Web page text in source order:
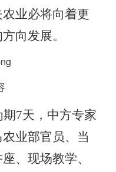
业必将向着更
向发展。
7天 ， 中方专家
业部官员、当
、现场教学、